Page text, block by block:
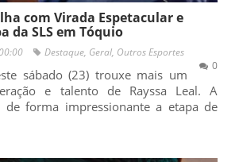
com Virada Espetacular e
da SLS em Tóquio
Destaque, Geral, Outros Esportes
0
sábado (23) trouxe mais um
e talento de Rayssa Leal. A
de forma impressionante a etapa de